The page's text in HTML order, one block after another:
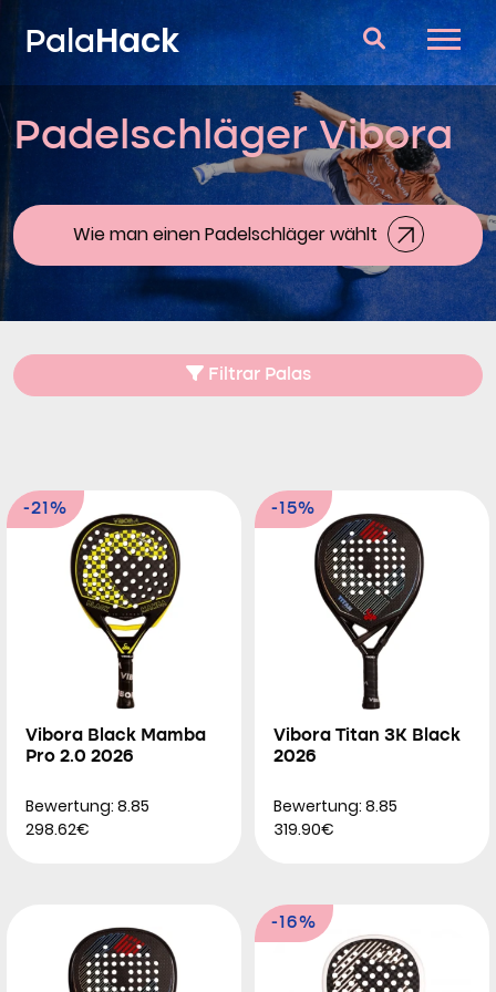
PalaHack
Padelschläger
Fragen und Antworten
Vergleich
Padelschläger Vibora
Wie man einen Padelschläger wählt
Filtrar Palas
-21%
Vibora Black Mamba
Pro 2.0 2026
Bewertung: 8.85
298.62€
-15%
Vibora Titan 3K Black
2026
Bewertung: 8.85
319.90€
-16%